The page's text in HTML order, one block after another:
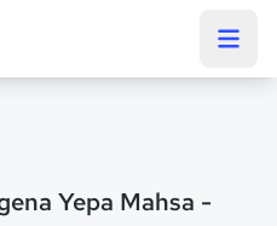
Yepa Mahsa -